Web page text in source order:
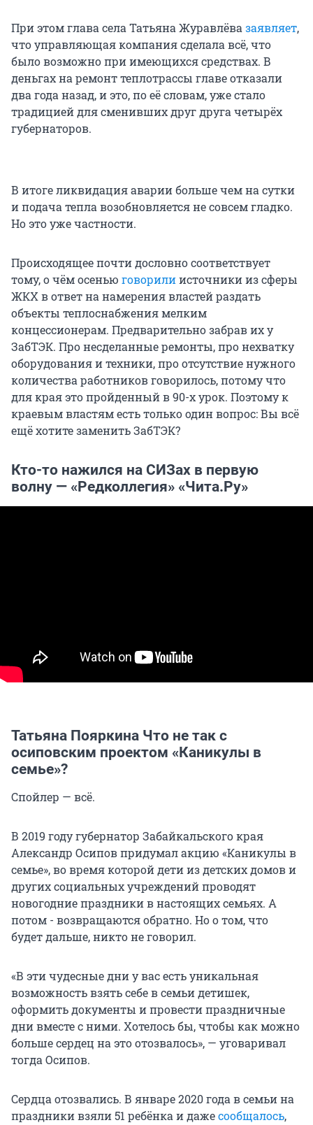
При этом глава села Татьяна Журавлёвазаявляет,
что управляющая компания сделала всё, что
было возможно при имеющихся средствах. В
деньгах на ремонт теплотрассы главе отказали
два года назад, и это, по её словам, уже стало
традицией для сменивших друг друга четырёх
губернаторов.
В итоге ликвидация аварии больше чем на сутки
и подача тепла возобновляется не совсем гладко.
Но это уже частности.
Происходящее почти дословно соответствует
тому, о чём осенью говорилиисточники из сферы
ЖКХ в ответ на намерения властей раздать
объекты теплоснабжения мелким
концессионерам. Предварительно забрав их у
ЗабТЭК. Про несделанные ремонты, про нехватку
оборудования и техники, про отсутствие нужного
количества работников говорилось, потому что
для края это пройденный в 90-х урок. Поэтому к
краевым властям есть только один вопрос: Вы всё
ещё хотите заменить ЗабТЭК?
Кто-то нажился на СИЗах в первую
волну — «Редколлегия» «Чита.Ру»
Татьяна Пояркина Что не так с
осиповским проектом «Каникулы в
семье»?
Спойлер — всё.
В 2019 году губернатор Забайкальского края
Александр Осипов придумал акцию «Каникулы в
семье», во время которой дети из детских домов и
других социальных учреждений проводят
новогодние праздники в настоящих семьях. А
потом - возвращаются обратно. Но о том, что
будет дальше, никто не говорил.
«В эти чудесные дни у вас есть уникальная
возможность взять себе в семьи детишек,
оформить документы и провести праздничные
дни вместе с ними. Хотелось бы, чтобы как можно
больше сердец на это отозвалось», — уговаривал
тогда Осипов.
Сердца отозвались. В январе 2020 года в семьи на
праздники взяли 51 ребёнка и дажесообщалось,